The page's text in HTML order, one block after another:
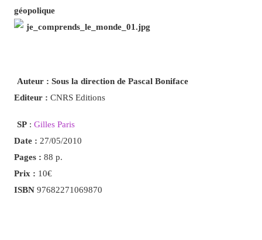
géopolique
Auteur : Sous la direction de Pascal Boniface
Editeur : CNRS Editions
SP: Gilles Paris
Date : 27/05/2010
Pages : 88 p.
Prix : 10€
ISBN97682271069870